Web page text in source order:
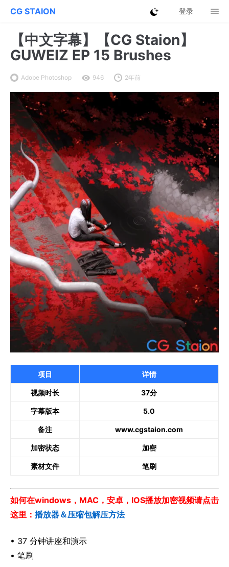
CG STAION 登录
【中文字幕】【CG Staion】
GUWEIZ EP 15 Brushes
Adobe Photoshop 946 2年前
项目 详情
视频时长 37分
字幕版本 5.0
备注 www.cgstaion.com
加密状态 加密
素材文件 笔刷
如何在windows，MAC，安卓，IOS播放加密视频请点击
这里： 播放器＆压缩包解压方法
• 37 分钟讲座和演示
• 笔刷